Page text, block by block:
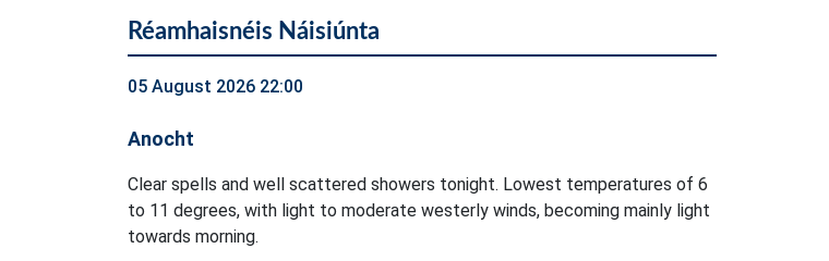
Réamhaisnéis Náisiúnta
05 August 2026 22:00
Anocht
Clear spells and well scattered showers tonight. Lowest temperatures of 6
to 11 degrees, with light to moderate westerly winds, becoming mainly light
towards morning.